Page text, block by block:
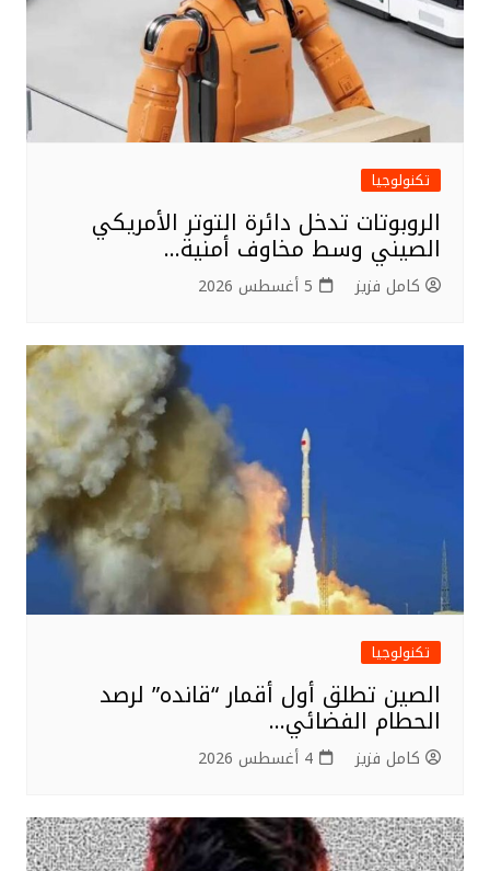
تكنولوجيا
الروبوتات تدخل دائرة التوتر الأمريكي
الصيني وسط مخاوف أمنية…
كامل فزيز 5 أغسطس 2026
تكنولوجيا
الصين تطلق أول أقمار “قانده” لرصد
الحطام الفضائي…
كامل فزيز 4 أغسطس 2026